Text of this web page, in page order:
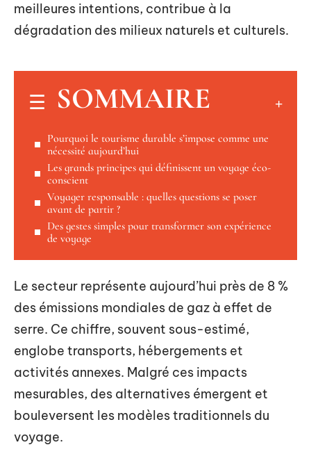
meilleures intentions, contribue à la
dégradation des milieux naturels et culturels.
SOMMAIRE
Pourquoi le tourisme durable s’impose comme une
nécessité aujourd’hui
Les grands principes qui définissent un voyage éco-
conscient
Voyager responsable : quelles questions se poser
avant de partir ?
Des gestes simples pour transformer son expérience
de voyage
Le secteur représente aujourd’hui près de 8 %
des émissions mondiales de gaz à effet de
serre. Ce chiffre, souvent sous-estimé,
englobe transports, hébergements et
activités annexes. Malgré ces impacts
mesurables, des alternatives émergent et
bouleversent les modèles traditionnels du
voyage.